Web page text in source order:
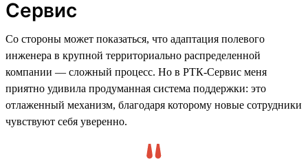
Сервис
Со стороны может показаться, что адаптация полевого
инженера в крупной территориально распределенной
компании — сложный процесс. Но в РТК-Сервис меня
приятно удивила продуманная система поддержки: это
отлаженный механизм, благодаря которому новые сотрудники
чувствуют себя уверенно.